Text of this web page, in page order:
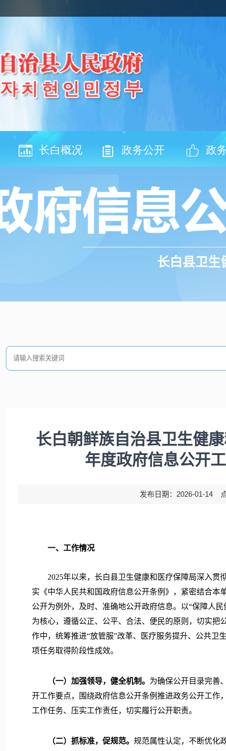
长白县卫生
长白朝鲜族自治县卫生健
年度政府信息公开
发布日期：2026-01-14 点
一、工作情况
2025年以来，长白县卫生健康和医疗保障局深入贯
实《中华人民共和国政府信息公开条例》，紧密结合本
公开为例外，及时、准确地公开政府信息。以“保障人
为核心，遵循公正、公平、合法、便民的原则，切实把
作中，统筹推进“放管服”改革、医疗服务提升、公共卫
项任务取得阶段性成效。
（一）加强领导，健全机制。 为确保公开目录完善
开工作要点，围绕政府信息公开条例推进政务公开工作
工作任务、压实工作责任，切实履行公开职责。
（二）抓标准，促规范。规范属性认定，不断优化